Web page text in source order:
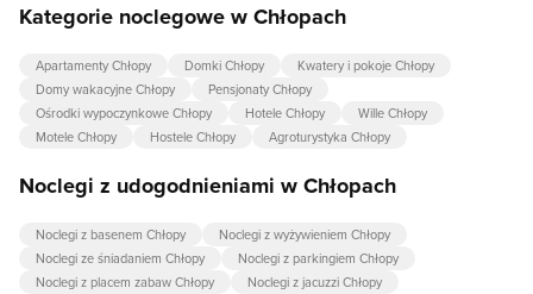
Kategorie noclegowe w Chłopach
Apartamenty Chłopy Domki Chłopy
Kwatery i pokoje Chłopy
Domy wakacyjne Chłopy
Pensjonaty Chłopy
Ośrodki wypoczynkowe Chłopy
Hotele Chłopy
Wille Chłopy
Motele Chłopy
Hostele Chłopy Agroturystyka Chłopy
Noclegi z udogodnieniami w Chłopach
Noclegi z basenem Chłopy
Noclegi z wyżywieniem Chłopy
Noclegi ze śniadaniem Chłopy
Noclegi z parkingiem Chłopy
Noclegi z placem zabaw Chłopy
Noclegi z jacuzzi Chłopy